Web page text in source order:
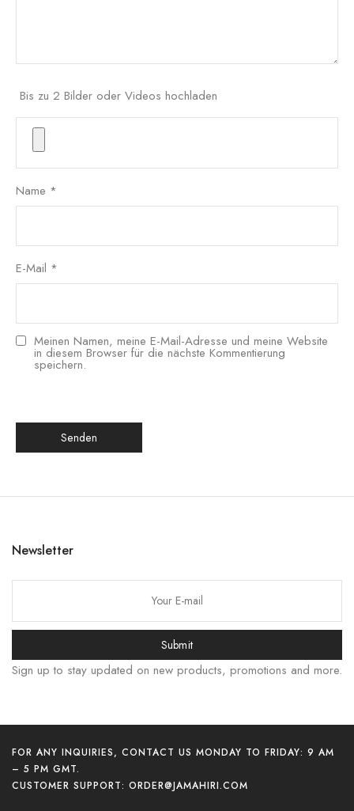
Bis zu 2 Bilder oder Videos hochladen
Name *
E-Mail *
Meinen Namen, meine E-Mail-Adresse und meine Website
in diesem Browser für die nächste Kommentierung
speichern.
Newsletter
Submit
Sign up to stay updated on new products, promotions and more.
FOR ANY INQUIRIES, CONTACT US MONDAY TO FRIDAY: 9 AM
– 5 PM GMT.
CUSTOMER SUPPORT: ORDER@JAMAHIRI.COM
Español
Italiano
اردو
简体中文
한국어